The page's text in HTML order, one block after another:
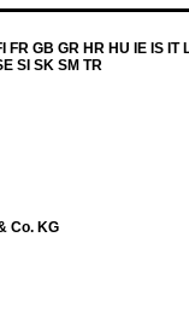
GB GR HR HU IE IS IT
SI SK SM TR
Co. KG